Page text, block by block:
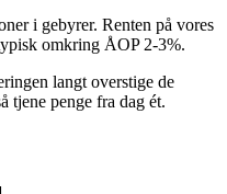
i gebyrer. Renten på vores
omkring ÅOP 2-3%.
langt overstige de
tjene penge fra dag ét.